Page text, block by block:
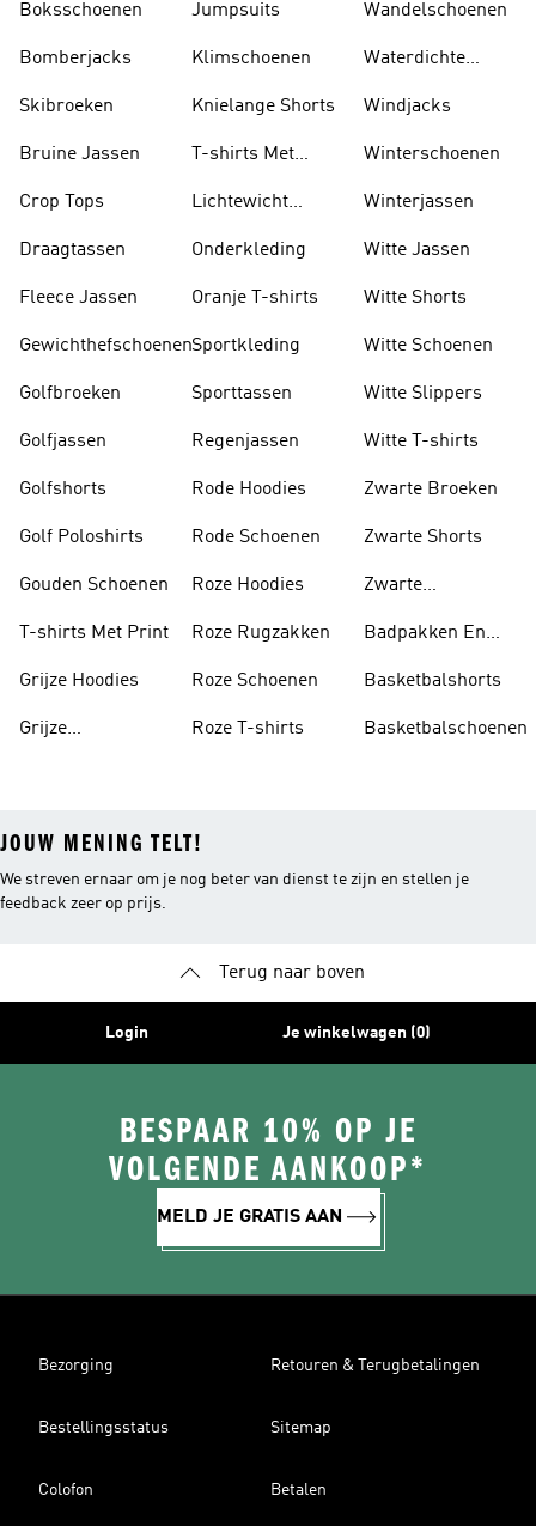
Boksschoenen
Bomberjacks
Skibroeken
Bruine Jassen
Crop Tops
Draagtassen
Fleece Jassen
Gewichthefschoenen
Golfbroeken
Golfjassen
Golfshorts
Golf Poloshirts
Gouden Schoenen
T-shirts Met Print
Grijze Hoodies
Grijze
Jumpsuits
Klimschoenen
Knielange Shorts
T-shirts Met
Lichtewicht
Onderkleding
Oranje T-shirts
Sportkleding
Sporttassen
Regenjassen
Rode Hoodies
Rode Schoenen
Roze Hoodies
Roze Rugzakken
Roze Schoenen
Roze T-shirts
Wandelschoenen
Waterdichte
Windjacks
Winterschoenen
Winterjassen
Witte Jassen
Witte Shorts
Witte Schoenen
Witte Slippers
Witte T-shirts
Zwarte Broeken
Zwarte Shorts
Zwarte
Badpakken En
Basketbalshorts
Basketbalschoenen
JOUW MENING TELT!
We streven ernaar om je nog beter van dienst te zijn en stellen je
feedback zeer op prijs.
Terug naar boven
Login Je winkelwagen (0)
BESPAAR 10% OP JE
VOLGENDE AANKOOP*
MELD JE GRATIS AAN
Bezorging Retouren & Terugbetalingen
Bestellingsstatus Sitemap
Colofon Betalen